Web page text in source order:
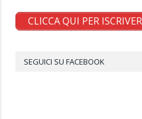
CLICCA QUI PER
SEGUICI SU FACEBOOK